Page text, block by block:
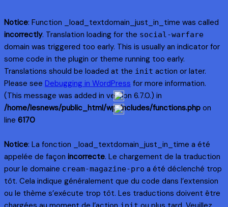
Notice: Function _load_textdomain_just_in_time was called
incorrectly. Translation loading for the social-warfare
domain was triggered too early. This is usually an indicator for
some code in the plugin or theme running too early.
Translations should be loaded at the init action or later.
Please see Debugging in WordPress for more information.
(This message was added in version 6.7.0.) in
/home/lesnews/public_html/wp-includes/functions.php on
line 6170
Notice: La fonction _load_textdomain_just_in_time a été
appelée de façon incorrecte. Le chargement de la traduction
pour le domaine cream-magazine-pro a été déclenché trop
tôt. Cela indique généralement que du code dans l’extension
ou le thème s’exécute trop tôt. Les traductions doivent être